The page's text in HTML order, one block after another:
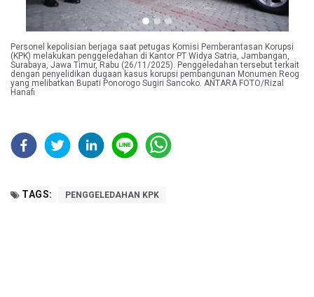
Personel kepolisian berjaga saat petugas Komisi Pemberantasan Korupsi
(KPK) melakukan penggeledahan di Kantor PT Widya Satria, Jambangan,
Surabaya, Jawa Timur, Rabu (26/11/2025). Penggeledahan tersebut terkait
dengan penyelidikan dugaan kasus korupsi pembangunan Monumen Reog
yang melibatkan Bupati Ponorogo Sugiri Sancoko. ANTARA FOTO/Rizal
Hanafi
TAGS: PENGGELEDAHAN KPK